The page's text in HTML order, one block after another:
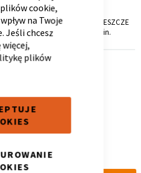
cookie,
na Twoje
Jeśli chcesz
więcej,
plików
PROMOCJA TRWA JESZCZE
8 dni, 8 godz. i 13 min.
zł
Skrzynia i stolik